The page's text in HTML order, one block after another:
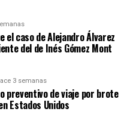
el caso de Alejandro Álvarez
del de Inés Gómez Mont
3 semanas
preventivo de viaje por brote
Estados Unidos